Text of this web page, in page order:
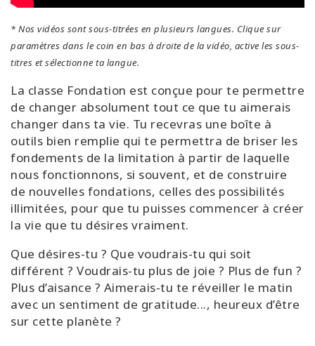
* Nos vidéos sont sous-titrées en plusieurs langues. Clique sur
paramètres dans le coin en bas à droite de la vidéo, active les sous-
titres et sélectionne ta langue.
La classe Fondation est conçue pour te permettre
de changer absolument tout ce que tu aimerais
changer dans ta vie. Tu recevras une boîte à
outils bien remplie qui te permettra de briser les
fondements de la limitation à partir de laquelle
nous fonctionnons, si souvent, et de construire
de nouvelles fondations, celles des possibilités
illimitées, pour que tu puisses commencer à créer
la vie que tu désires vraiment.
Que désires-tu ? Que voudrais-tu qui soit
différent ? Voudrais-tu plus de joie ? Plus de fun ?
Plus d’aisance ? Aimerais-tu te réveiller le matin
avec un sentiment de gratitude..., heureux d’être
sur cette planète ?